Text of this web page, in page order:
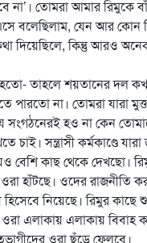
না’। তোমরা আমার রিমুকে
বলেছিলাম, যেন আর কোন
দিয়েছিলে, কিন্তু আরও
হতো- তাহলে শয়তানের দল
পারতো না। তোমরা যারা
সংগঠনেরই হও না কেন
চাই। সন্ত্রাসী কর্মকাণ্ডে
বেশি কাছ থেকে দেখছো।
হাঁটছে। ওদের রাজনীতি
নিয়েছে। রিমুর কাছে
এলাকায় এলাকায় বিবাহ
ওরা ছুঁড়ে ফেলবে।